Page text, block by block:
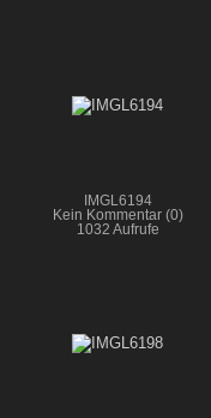
IMGL6194
Kein Kommentar (0)
1032 Aufrufe